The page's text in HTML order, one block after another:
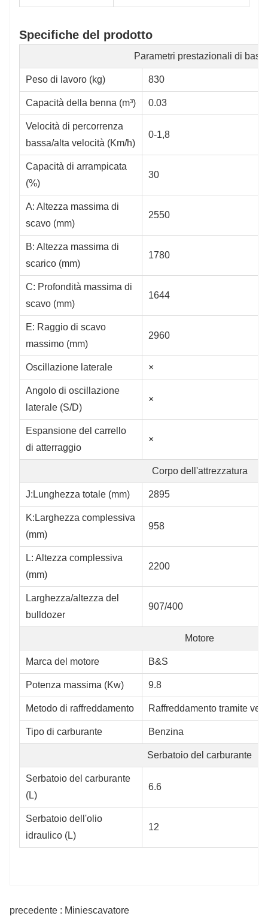
Specifiche del prodotto
Parametri prestazionali di base
Peso di lavoro (kg) 830
Capacità della benna (m³) 0.03
Velocità di percorrenza
bassa/alta velocità (Km/h)
0-1,8
Capacità di arrampicata
(%)
30
A: Altezza massima di
scavo (mm)
2550
B: Altezza massima di
scarico (mm)
1780
C: Profondità massima di
scavo (mm)
1644
E: Raggio di scavo
massimo (mm)
2960
Oscillazione laterale ×
Angolo di oscillazione
laterale (S/D)
×
Espansione del carrello
di atterraggio
×
Corpo dell'attrezzatura
J:Lunghezza totale (mm) 2895
K:Larghezza complessiva
(mm)
958
L: Altezza complessiva
(mm)
2200
Larghezza/altezza del
bulldozer
907/400
Motore
Marca del motore B&S
Potenza massima (Kw) 9.8
Metodo di raffreddamento Raffreddamento tramite
Tipo di carburante Benzina
Serbatoio del carburante
Serbatoio del carburante
(L)
6.6
Serbatoio dell'olio
idraulico (L)
12
precedente : Miniescavatore